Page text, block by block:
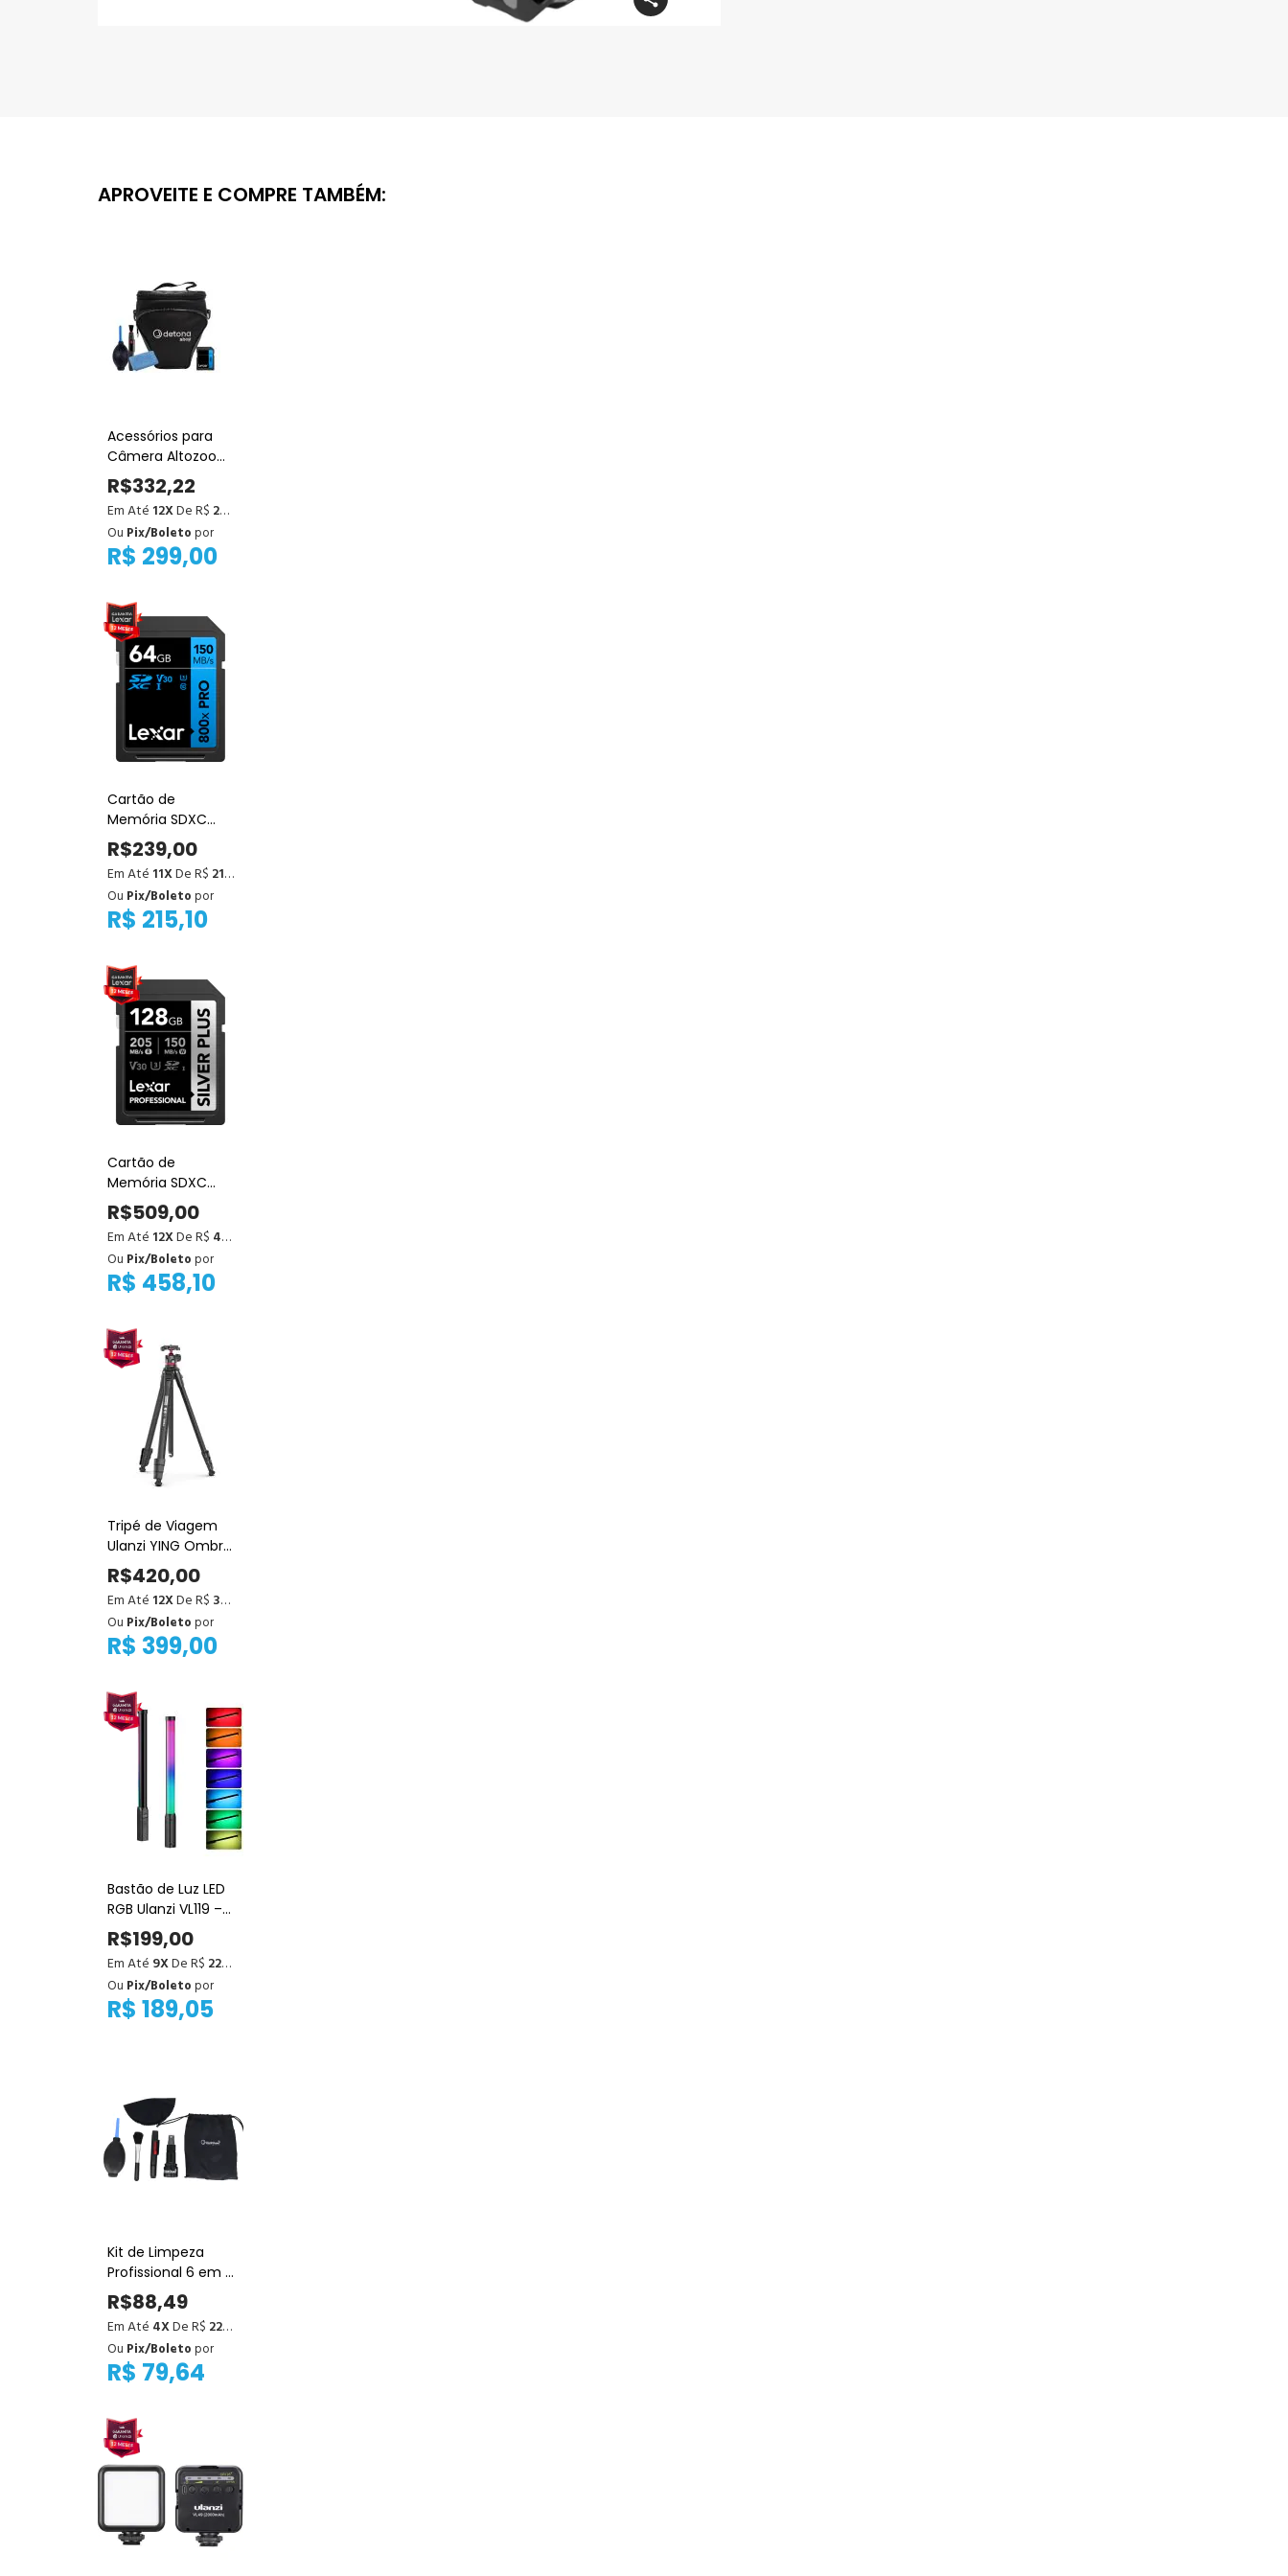
APROVEITE E COMPRE TAMBÉM:
Acessórios para
Câmera Altozoom
– Bolsa, Cartão
SDHC C10 e Kit de
Limpeza
R$332,22
Em Até 12XDe R$ 27,69
R$ 299,00
Ou Pix/Boletopor
Cartão de
Memória SDXC
Lexar Blue 64GB
800x Pro UHS-I
150MB/s
R$239,00
Em Até 11XDe R$ 21,73
R$ 215,10
Ou Pix/Boletopor
Cartão de
Memória SDXC
Lexar Professional
Silver Plus 128GB
UHS-I 205MB/s
R$509,00
Em Até 12XDe R$ 42,42
R$ 458,10
Ou Pix/Boletopor
Tripé de Viagem
Ulanzi YING Ombra
– Leve e
Resistente
R$420,00
Em Até 12XDe R$ 35,00
R$ 399,00
Ou Pix/Boletopor
Bastão de Luz LED
RGB Ulanzi VL119 –
Iluminação
Criativa para Foto
e Vídeo
R$199,00
Em Até 9XDe R$ 22,11
R$ 189,05
Ou Pix/Boletopor
Kit de Limpeza
Profissional 6 em 1
para Câmeras e
Lentes
R$88,49
Em Até 4XDe R$ 22,12
R$ 79,64
Ou Pix/Boletopor